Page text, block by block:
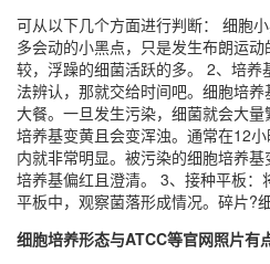
可从以下几个方面进行判断： 细胞
多会动的小黑点，只是发生布朗运
较，浮躁的细菌活跃的多。 2、培
法辨认，那就交给时间吧。细胞培
大餐。一旦发生污染，细菌就会大量
培养基变黄且会变浑浊。通常在12
内就非常明显。被污染的细胞培养
培养基偏红且澄清。 3、接种平板
平板中，观察菌落形成情况。碎片?
细胞培养形态与ATCC等官网照片有